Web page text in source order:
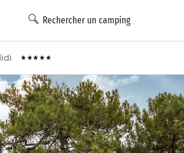
Rechercher un camping